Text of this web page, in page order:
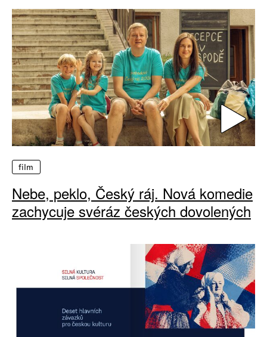
film
Nebe, peklo, Český ráj. Nová komedie
zachycuje svéráz českých dovolených